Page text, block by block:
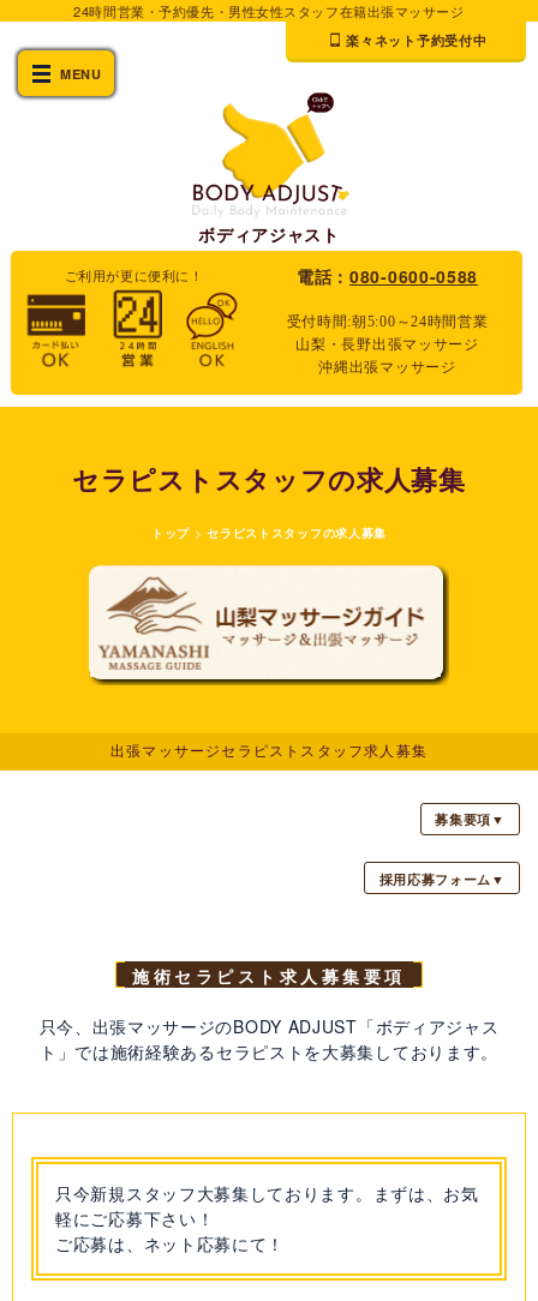
24時間営業・予約優先・男性女性スタッフ在籍出張マッサージ
楽々ネット予約受付中
ボディアジャスト
ご利用が更に便利に！ 電話：080-0600-0588
受付時間:朝5:00～24時間営業
山梨・長野出張マッサージ
沖縄出張マッサージ
セラピストスタッフの求人募集
トップ >セラピストスタッフの求人募集
出張マッサージセラピストスタッフ求人募集
募集要項▼
採用応募フォーム▼
施術セラピスト求人募集要項
只今、出張マッサージのBODY ADJUST「ボディアジャス
ト」では施術経験あるセラピストを大募集しております。
只今新規スタッフ大募集しております。まずは、お気
軽にご応募下さい！
ご応募は、ネット応募にて！